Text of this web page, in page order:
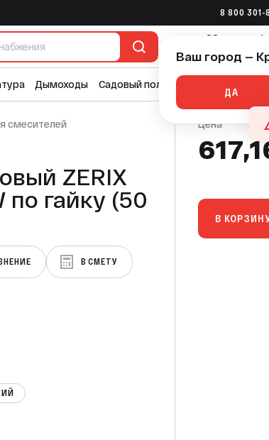
8 800 301-
Избранное
Дымоходы Садовый полив
смесителей
ZERIX
по гайку (50
В СМЕТУ
Цена
В
617,16 ₽/ шт В
Ваш город —
ДА